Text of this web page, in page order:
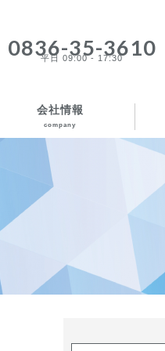
0836-35-3610
平日 09:00 - 17:30
会社情報
company